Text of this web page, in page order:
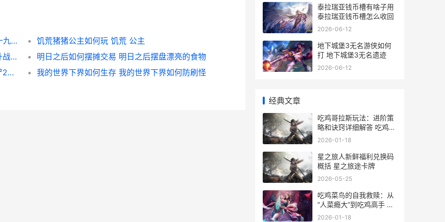
开心消消乐第210关如何过 开心消消乐第八十九关怎么过
饥荒猪猪公主如何玩 饥荒 公主
全民奇迹2如何洗卓越 全民奇迹如何快速提升战斗力
明日之后如何摆摊交易 明日之后摆盘漂亮的食物
植物大战僵尸2烈焰火蕨好用吗 植物大战僵尸2破解最新版本
我的世界下界如何生存 我的世界下界如何防刷怪
泰拉瑞亚钱币槽有啥子用
泰拉瑞亚钱币槽怎么收回
2026-06-12
地下城堡3无名游侠如何
打 地下城堡3无名遗迹
2026-06-12
经典文章
吃鸡哥拉斯玩法：进阶策
略和诀窍详细解答 吃鸡哥
斯拉攻略
2026-01-18
星之旅人新鲜福利兑换码
概括 星之旅途卡牌
2026-05-25
吃鸡菜鸟的自我救赎：从
“人菜瘾大”到吃鸡高手 吃
鸡菜鸟如何快速成为大神
2026-01-18